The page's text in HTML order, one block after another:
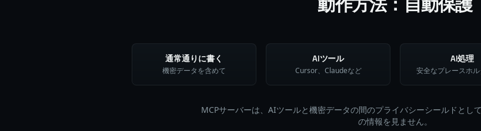
通常通りに書く
機密データを含めて
AIツール
Cursor、Claudeなど
AI処理
安全なプレースホ
MCPサーバーは、AIツールと機密データの間のプライバシーシールドとし
の情報を見ません。